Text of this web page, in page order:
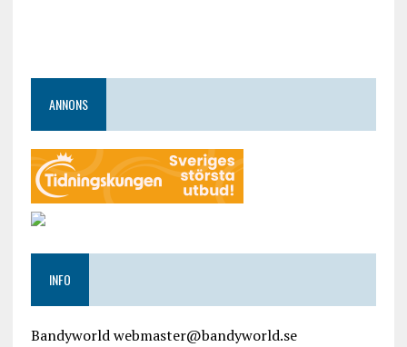
ANNONS
INFO
Bandyworld webmaster@bandyworld.se